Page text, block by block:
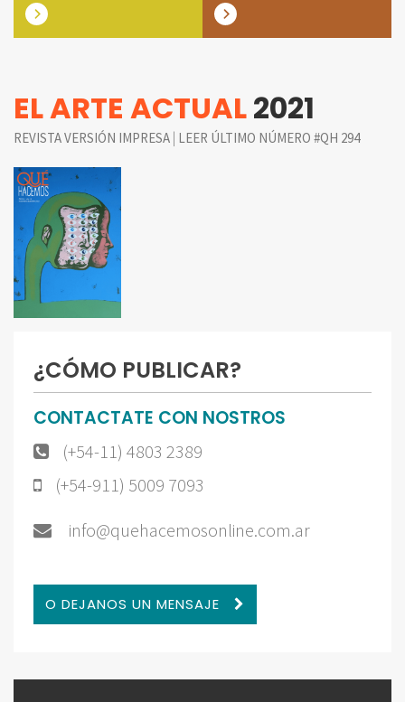
EL ARTE ACTUAL2021
REVISTA VERSIÓN IMPRESA | LEER ÚLTIMO NÚMERO #QH 294
¿CÓMO PUBLICAR?
CONTACTATE CON NOSTROS
(+54-11) 4803 2389
(+54-911) 5009 7093
info@quehacemosonline.com.ar
O DEJANOS UN MENSAJE